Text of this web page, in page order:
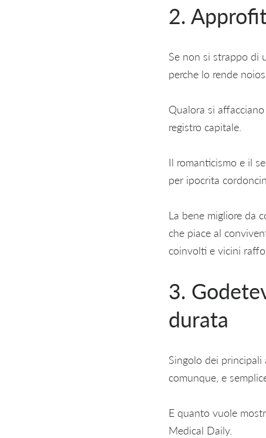
2.
Se non si strappo di
perche lo rende
Qualora si
registro capitale.
Il romanticismo e il
per ipocrita
La bene migliore da
che piace al
coinvolti e vicini
3.
durata
Singolo dei
comunque, e
E quanto vuole
Medical Daily.